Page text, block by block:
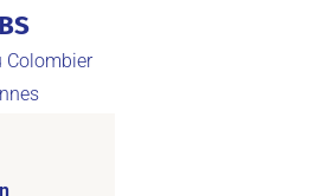
Colombier